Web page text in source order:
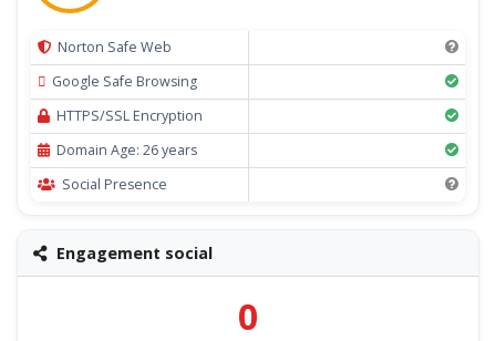
Norton Safe Web
Google Safe Browsing
HTTPS/SSL Encryption
Domain Age: 26 years
Social Presence
Engagement social
0